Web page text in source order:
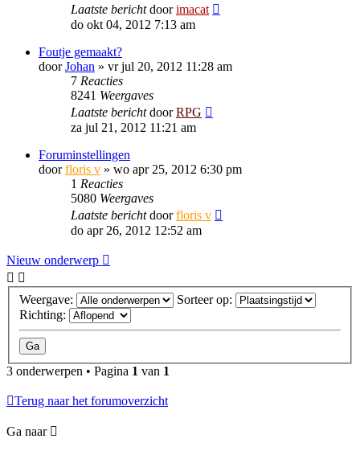
Laatste berichtdoorimacat
do okt 04, 2012 7:13 am
Foutje gemaakt?
doorJohan » vr jul 20, 2012 11:28 am
7 Reacties
8241 Weergaves
Laatste berichtdoorRPG
za jul 21, 2012 11:21 am
Foruminstellingen
doorfloris v » wo apr 25, 2012 6:30 pm
1 Reacties
5080 Weergaves
Laatste berichtdoorfloris v
do apr 26, 2012 12:52 am
Nieuw onderwerp
Weergave:
Sorteer op:
Richting:
3 onderwerpen • Pagina 1 van 1
Terug naar het forumoverzicht
Ga naar